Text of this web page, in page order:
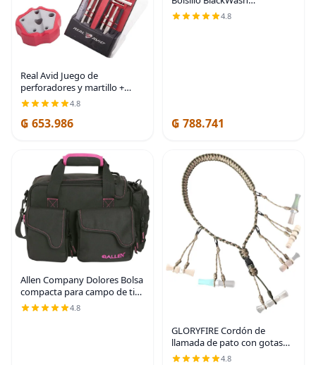
Real Avid Juego de
perforadores y martillo +
bloque de banco magnético
perforadores de acero
4.8
₲ 653.986
(1660BLKW); 3 Hoja de Acero
Sandvik 14C28N, Mango de
4.8
₲ 788.741
Allen Company Dolores Bolsa
compacta para campo de tiro
para mujer, bolsas de
almacenamiento de armas
4.8
GLORYFIRE Cordón de
llamada de pato con gotas
removibles – Asegura 11
4.8